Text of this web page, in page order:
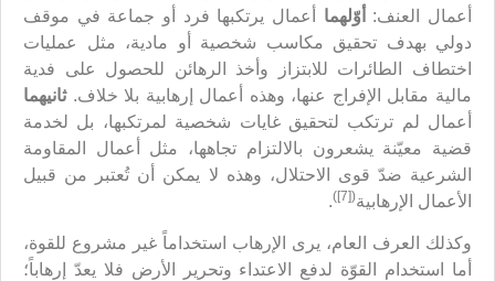
أعمال العنف: أوّلهما
أعمال يرتكبها فرد أو جماعة في موقف
دولي بهدف تحقيق مكاسب شخصية أو مادية، مثل عمليات
اختطاف الطائرات للابتزاز وأخذ الرهائن للحصول على فدية
مالية مقابل الإفراج عنها، وهذه أعمال إرهابية بلا خلاف. ثانيهما
أعمال لم ترتكب لتحقيق غايات شخصية لمرتكبها، بل لخدمة
قضية معيّنة يشعرون بالالتزام تجاهها، مثل أعمال المقاومة
الشرعية ضدّ قوى الاحتلال، وهذه لا يمكن أن تُعتبر من قبيل
الأعمال الإرهابية([7])
.
وكذلك العرف العام، يرى الإرهاب استخداماً غير مشروع للقوة،
أما استخدام القوّة لدفع الاعتداء وتحرير الأرض فلا يعدّ إرهاباً؛